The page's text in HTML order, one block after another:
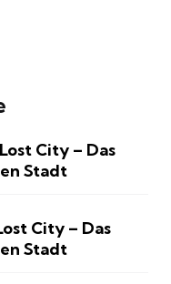
City – Das
Stadt
City – Das
Stadt